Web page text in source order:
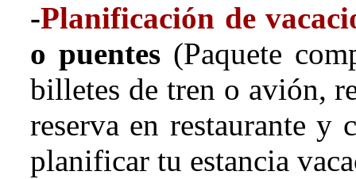
-Planificación de
o puentes (Paquete
billetes de tren o avión,
reserva en restaurante y
planificar tu estancia